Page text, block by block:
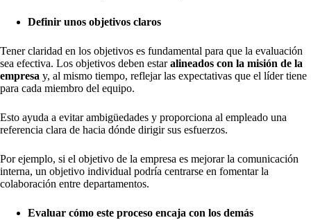
Definir unos objetivos claros
Tener claridad en los objetivos es fundamental para que la evaluación
sea efectiva. Los objetivos deben estaralineados con la misión de la
empresa y, al mismo tiempo, reflejar las expectativas que el líder tiene
para cada miembro del equipo.
Esto ayuda a evitar ambigüedades y proporciona al empleado una
referencia clara de hacia dónde dirigir sus esfuerzos.
Por ejemplo, si el objetivo de la empresa es mejorar la comunicación
interna, un objetivo individual podría centrarse en fomentar la
colaboración entre departamentos.
Evaluar cómo este proceso encaja con los demás